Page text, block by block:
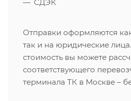
СДЭК
Отправки оформляются
так и на юридические
стоимость вы можете
соответствующего
терминала ТК в Москве –